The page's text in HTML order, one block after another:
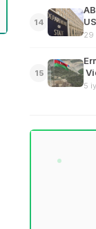
14
29
15
5